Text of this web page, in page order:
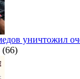
уничтожил
(66)